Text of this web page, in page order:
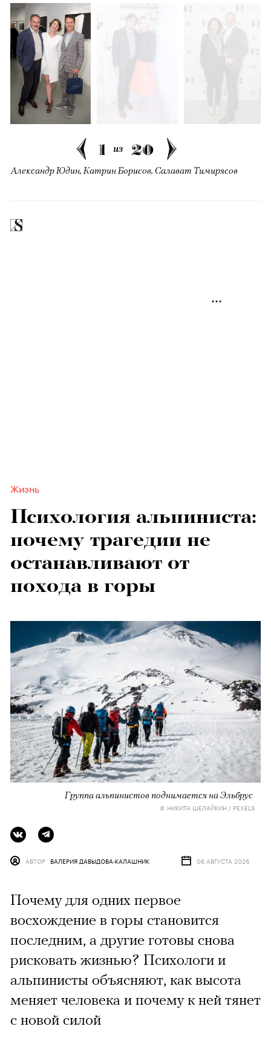
можно через
1 из 20
Александр Юдин, Катрин Борисов, Салават Тимирясов
Жизнь
Психология альпиниста:
почему трагедии не
останавливают от
похода в горы
Группа альпинистов поднимается на Эльбрус
© НИКИТА ШЕЛАЙКИН / PEXELS
АВТОР ВАЛЕРИЯ ДАВЫДОВА-КАЛАШНИК 06 АВГУСТА 2026
Почему для одних первое
восхождение в горы становится
последним, а другие готовы снова
рисковать жизнью? Психологи и
альпинисты объясняют, как высота
меняет человека и почему к ней тянет
с новой силой